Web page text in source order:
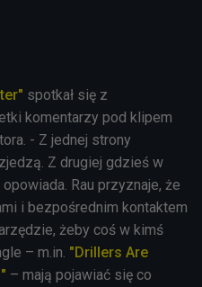
spotkał się z
komentarzy pod klipem
- Z jednej strony
Z drugiej gdzieś w
Rau przyznaje, że
i bezpośrednim kontaktem
żeby coś w kimś
– m.in. "Drillers Are
– mają pojawiać się co